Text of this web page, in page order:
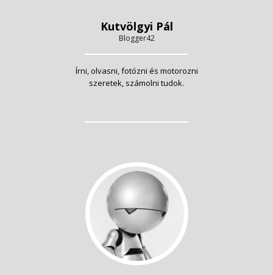
Kutvölgyi Pál
Blogger42
Írni, olvasni, fotózni és motorozni
szeretek, számolni tudok.